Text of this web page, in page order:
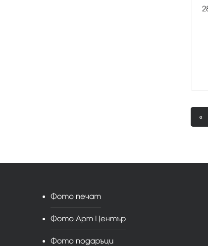
«
Фото печат
Фото Арт Център
Фото подаръци